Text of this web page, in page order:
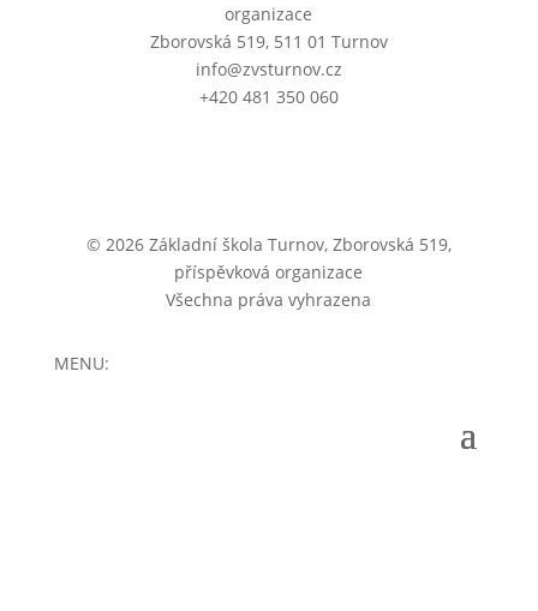
organizace
Zborovská 519, 511 01 Turnov
info@zvsturnov.cz
+420 481 350 060
© 2026 Základní škola Turnov, Zborovská 519,
příspěvková organizace
Všechna práva vyhrazena
MENU: